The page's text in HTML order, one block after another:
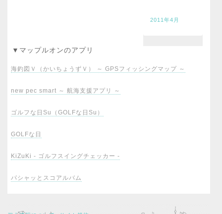
2011年4月
▼マップルオンのアプリ
海釣図Ｖ（かいちょうずＶ） ～ GPSフィッシングマップ ～
new pec smart ～ 航海支援アプリ ～
ゴルフな日Su（GOLFな日Su）
GOLFな日
KiZuKi - ゴルフスイングチェッカー -
パシャッとスコアルバム